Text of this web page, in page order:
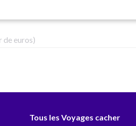
de euros)
Tous les Voyages cacher